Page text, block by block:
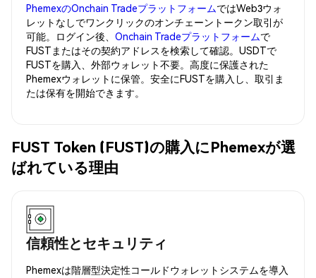
PhemexのOnchain TradeプラットフォームではWeb3ウォ
レットなしでワンクリックのオンチェーントークン取引が
可能。ログイン後、 Onchain Tradeプラットフォームで
FUSTまたはその契約アドレスを検索して確認。USDTで
FUSTを購入、外部ウォレット不要。高度に保護された
Phemexウォレットに保管。安全にFUSTを購入し、取引ま
たは保有を開始できます。
FUST Token (FUST)の購入にPhemexが選
ばれている理由
信頼性とセキュリティ
Phemexは階層型決定性コールドウォレットシステムを導入